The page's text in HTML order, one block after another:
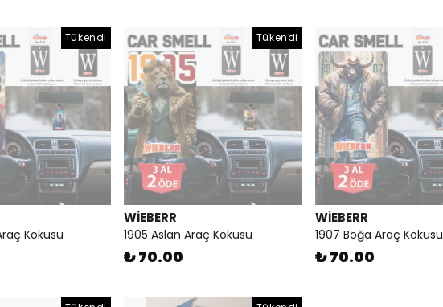
Tükendi
Kokusu
Tükendi
WİEBERR
1905 Aslan Araç Kokusu
₺ 70.00
WİEBERR
1907 Boğa Araç Kokusu
₺ 70.00